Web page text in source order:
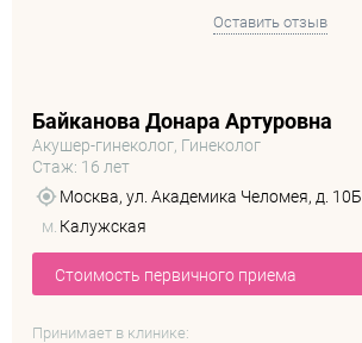
Оставить отзыв
Байканова Донара Артуровна
Акушер-гинеколог, Гинеколог
Стаж: 16 лет
Москва, ул. Академика Челомея, д. 10Б
м. Калужская
Стоимость первичного приема
Принимает в клинике: